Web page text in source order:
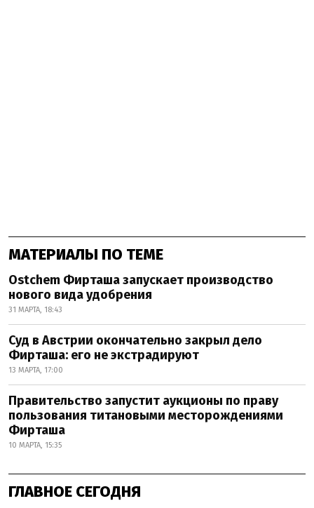
МАТЕРИАЛЫ ПО ТЕМЕ
Ostchem Фирташа запускает производство
нового вида удобрения
31 МАРТА, 18:43
Суд в Австрии окончательно закрыл дело
Фирташа: его не экстрадируют
13 МАРТА, 17:00
Правительство запустит аукционы по праву
пользования титановыми месторождениями
Фирташа
10 МАРТА, 15:35
ГЛАВНОЕ СЕГОДНЯ